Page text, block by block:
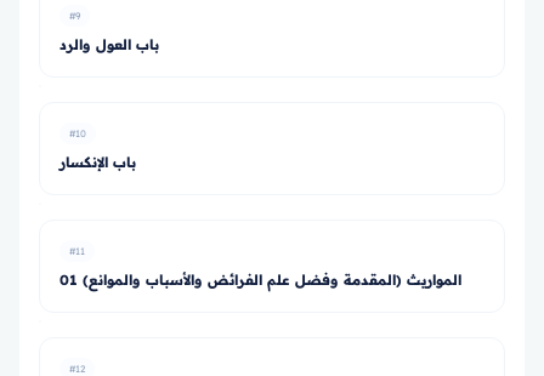
#9
باب العول والرد
#10
باب الإنكسار
#11
01 المواريث (المقدمة وفضل علم الفرائض والأسباب والموانع)
#12